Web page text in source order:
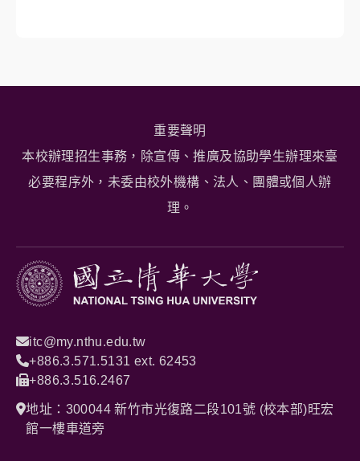
重要聲明
本校辦理招生事務，除宣傳、推廣及協助學生辦理來臺
必要程序外，未委由校外機構、法人、團體或個人辦
理。
itc@my.nthu.edu.tw
+886.3.571.5131 ext. 62453
+886.3.516.2467
地址：300044 新竹市光復路二段101號 (校本部)旺宏
館一樓車道旁